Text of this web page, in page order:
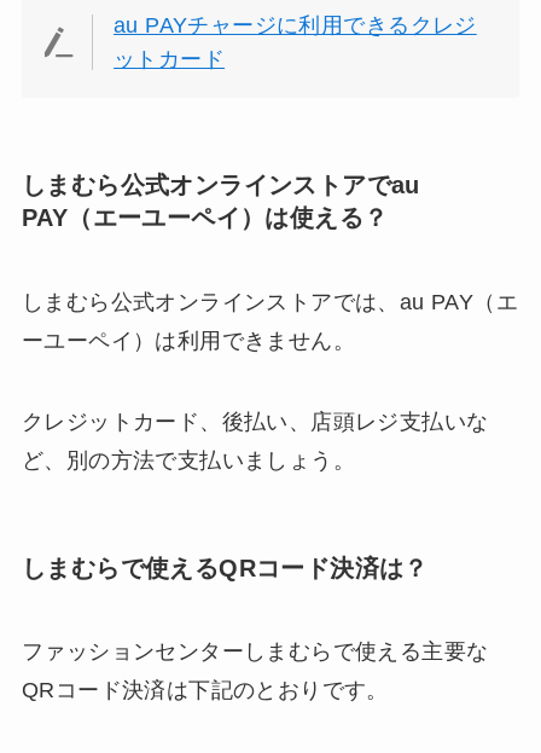
au PAYチャージに利用できるクレジ
ットカード
しまむら公式オンラインストアでau
PAY（エーユーペイ）は使える？
しまむら公式オンラインストアでは、au PAY（エ
ーユーペイ）は利用できません。
クレジットカード、後払い、店頭レジ支払いな
ど、別の方法で支払いましょう。
しまむらで使えるQRコード決済は？
ファッションセンターしまむらで使える主要な
QRコード決済は下記のとおりです。